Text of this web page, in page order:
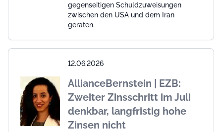
gegenseitigen Schuldzuweisungen
zwischen den USA und dem Iran
geraten.
12.06.2026
AllianceBernstein | EZB:
Zweiter Zinsschritt im Juli
denkbar, langfristig hohe
Zinsen nicht